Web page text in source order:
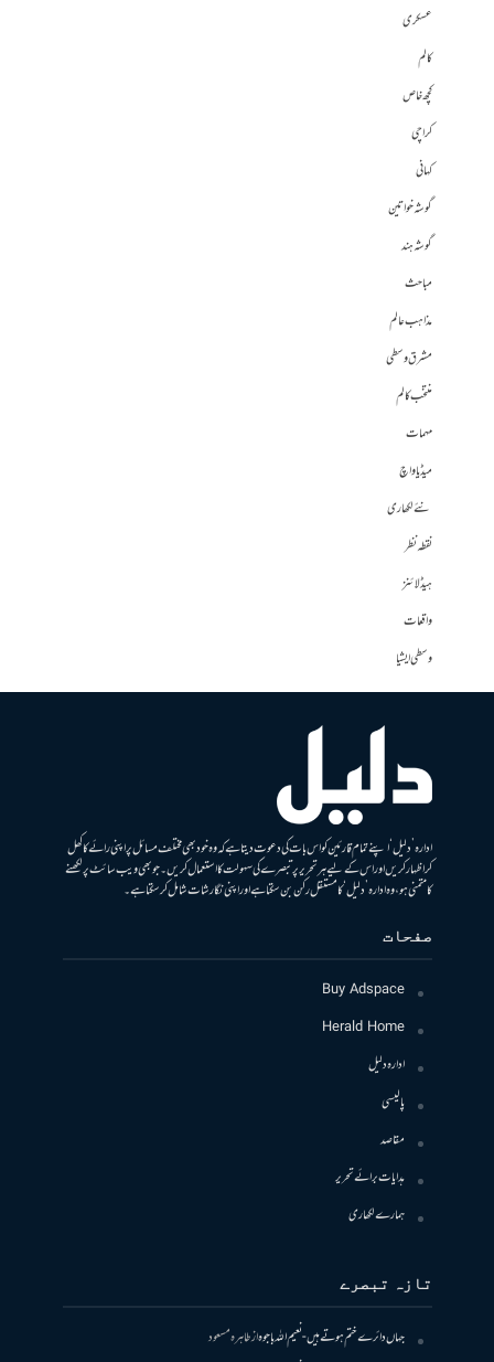
عسکری
کالم
کچھ خاص
کراچی
کہانی
گوشہ خواتین
گوشہ ہند
مباحث
مذاہب عالم
مشرق وسطی
منتخب کالم
مہمات
میڈیا واچ
نئے لکھاری
نقطہ نظر
ہیڈلائنز
واقعات
وسطی ایشیا
ادارہ ’دلیل‘ اپنے تمام قارئین کو اس بات کی دعوت دیتا ہے کہ وہ خود بھی مختلف مسائل پر اپنی رائے کا کھل
کر اظہار کریں اور اس کے لیے ہر تحریر پر تبصرے کی سہولت کا استعمال کریں۔ جو بھی ویب سائٹ پر لکھنے
کا متمنی ہو، وہ ادارہ ’دلیل‘ کا مستقل رکن بن سکتا ہے اور اپنی نگارشات شامل کرسکتا ہے۔
صفحات
Buy Adspace
Herald Home
ادارہ دلیل
پالیسی
مقاصد
ہدایات برائے تحریر
ہمارے لکھاری
تازہ تبصرے
جہاں دائرے ختم ہوتے ہیں- نعیم اللہ باجوہازطاہرہ مسعود